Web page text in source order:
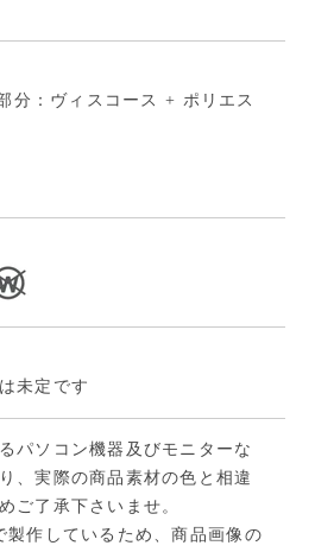
分：ヴィスコース + ポリエス
未定です
パソコン機器及びモニターな
、実際の商品素材の色と相違
ご了承下さいませ。
製作しているため、商品画像の